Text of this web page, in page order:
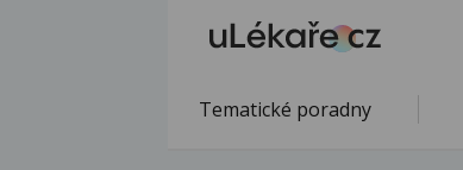
Tematické poradny